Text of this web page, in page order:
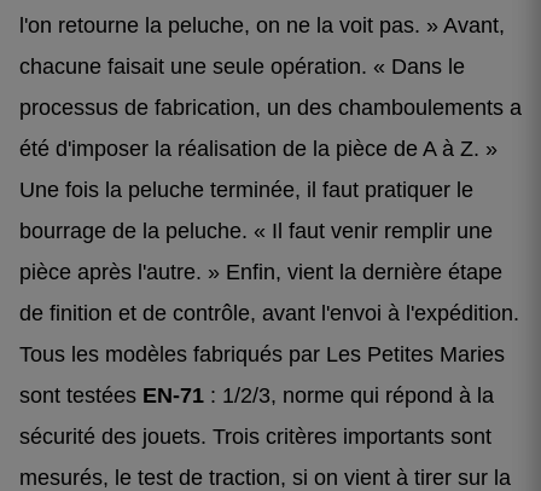
l'on retourne la peluche, on ne la voit pas. » Avant,
chacune faisait une seule opération. « Dans le
processus de fabrication, un des chamboulements a
été d'imposer la réalisation de la pièce de A à Z. »
Une fois la peluche terminée, il faut pratiquer le
bourrage de la peluche. « Il faut venir remplir une
pièce après l'autre. » Enfin, vient la dernière étape
de finition et de contrôle, avant l'envoi à l'expédition.
Tous les modèles fabriqués par Les Petites Maries
sont testées EN-71 : 1/2/3, norme qui répond à la
sécurité des jouets. Trois critères importants sont
mesurés, le test de traction, si on vient à tirer sur la